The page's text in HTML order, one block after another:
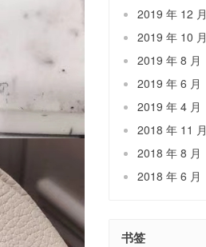
2019 年 12 月
2019 年 10 月
2019 年 8 月
2019 年 6 月
2019 年 4 月
2018 年 11 月
2018 年 8 月
2018 年 6 月
书签